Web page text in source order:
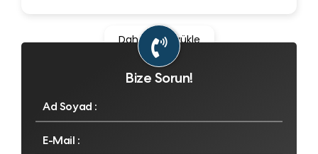
minimum 15-30 dakika süreceği bilgisini
okuduğum karotis doppler ultrasonunun 5
dakika sürmüş olması biraz düşündürdü.
Umarım sonucumun iyi çıkması buna sebep
Daha fazla yükle
Bize Sorun!